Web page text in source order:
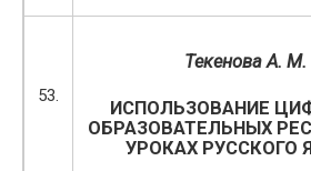
53.
Текенова А. М.
ИСПОЛЬЗОВАНИЕ
ОБРАЗОВАТЕЛЬНЫХ
УРОКАХ РУССКОГО